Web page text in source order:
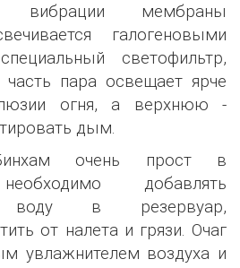
вибрации мембраны
галогеновыми
светофильтр,
пара освещает ярче
огня, а верхнюю -
дым.
очень прост в
добавлять
воду в резервуар,
от налета и грязи. Очаг
увлажнителем воздуха и